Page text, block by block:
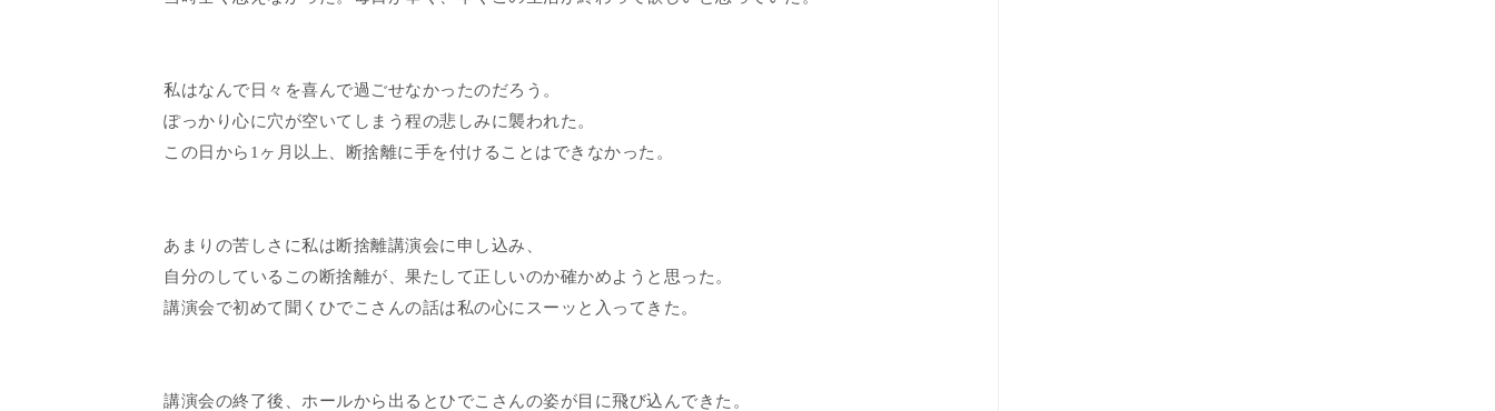
私はなんで日々を喜んで過ごせなかったのだろう。
ぽっかり心に穴が空いてしまう程の悲しみに襲われた。
この日から1ヶ月以上、断捨離に手を付けることはできなかった。
あまりの苦しさに私は断捨離講演会に申し込み、
自分のしているこの断捨離が、果たして正しいのか確かめようと思った。
講演会で初めて聞くひでこさんの話は私の心にスーッと入ってきた。
講演会の終了後、ホールから出るとひでこさんの姿が目に飛び込んできた。